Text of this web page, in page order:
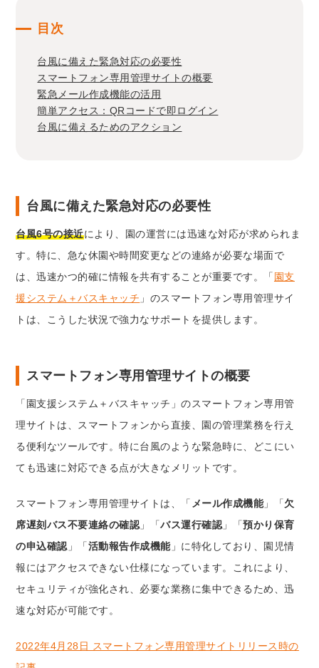
目次
台風に備えた緊急対応の必要性
スマートフォン専用管理サイトの概要
緊急メール作成機能の活用
簡単アクセス：QRコードで即ログイン
台風に備えるためのアクション
台風に備えた緊急対応の必要性
台風6号の接近により、園の運営には迅速な対応が求められま
す。特に、急な休園や時間変更などの連絡が必要な場面で
は、迅速かつ的確に情報を共有することが重要です。「 園支
援システム＋バスキャッチ 」のスマートフォン専用管理サイ
トは、こうした状況で強力なサポートを提供します。
スマートフォン専用管理サイトの概要
「園支援システム＋バスキャッチ」のスマートフォン専用管
理サイトは、スマートフォンから直接、園の管理業務を行え
る便利なツールです。特に台風のような緊急時に、どこにい
ても迅速に対応できる点が大きなメリットです。
スマートフォン専用管理サイトは、「 メール作成機能」「欠
席遅刻バス不要連絡の確認 」「バス運行確認 」「預かり保育
の申込確認 」「活動報告作成機能」に特化しており、園児情
報にはアクセスできない仕様になっています。これにより、
セキュリティが強化され、必要な業務に集中できるため、迅
速な対応が可能です。
2022年4月28日 スマートフォン専用管理サイトリリース時の